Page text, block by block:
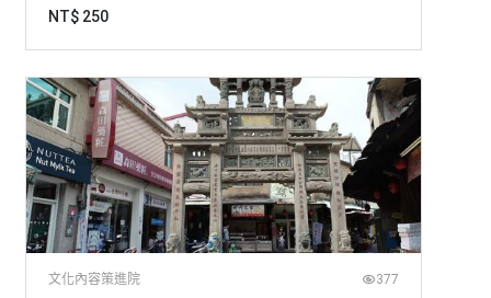
NT$ 250
文化內容策進院 377